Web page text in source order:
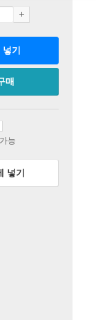
기
매
능
넣기